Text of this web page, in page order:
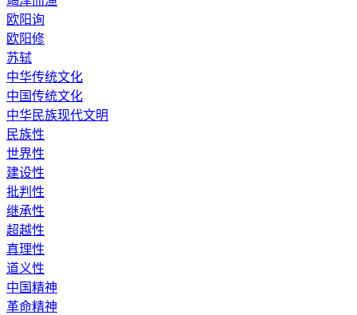
欧阳询
欧阳修
苏轼
中华传统文化
中国传统文化
中华民族现代文明
民族性
世界性
建设性
批判性
继承性
超越性
真理性
道义性
中国精神
革命精神